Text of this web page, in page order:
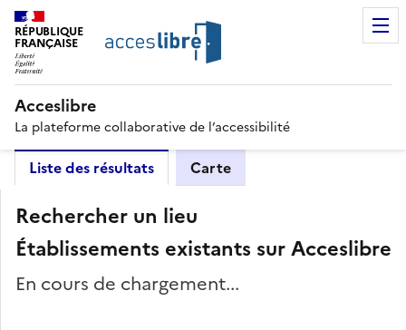
RÉPUBLIQUE
FRANÇAISE
Acceslibre
La plateforme collaborative de l’accessibilité
Liste des résultats Carte
Rechercher un lieu
Établissements existants sur Acceslibre
En cours de chargement...